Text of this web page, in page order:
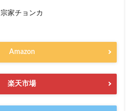
宗家チョンカ
Amazon
楽天市場